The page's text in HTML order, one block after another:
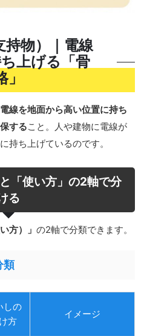
物）｜電線
上げる「骨
」
電線を地面から高い位置に持ち
すること。人や建物に電線が
持ち上げているのです。
「使い方」の2軸で分
る
方）」 の2軸で分類できます。
類
しの
方
イメージ